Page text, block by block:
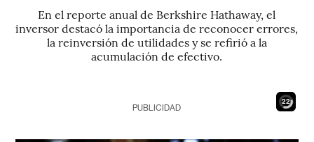
En el reporte anual de Berkshire Hathaway, el
inversor destacó la importancia de reconocer errores,
la reinversión de utilidades y se refirió a la
acumulación de efectivo.
20
PUBLICIDAD